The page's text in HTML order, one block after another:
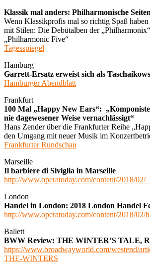
Klassik mal anders: Philharmonische
Wenn Klassikprofis mal so richtig Spaß
mit Stilen: Die Debütalben der
„Philharmonic Five“
Tagesspiegel
Hamburg
Garrett-Ersatz erweist sich als
Hamburger Abendblatt
Frankfurt
100 Mal „Happy New Ears“:
nie dagewesener Weise vernachlässigt“
Hans Zender über die Frankfurter Reihe
den Umgang mit neuer Musik im
Frankfurter Rundschau
Marseille
Il barbiere di Siviglia in Marseille
http://www.operatoday.com/content/2018/02/
London
Handel in London: 2018 London Handel
http://www.operatoday.com/content/2018/02/
Ballett
BWW Review: THE WINTER’S TALE,
https://www.broadwayworld.com/westend/
THE-WINTERS